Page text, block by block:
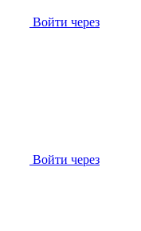
Войти через
Войти через